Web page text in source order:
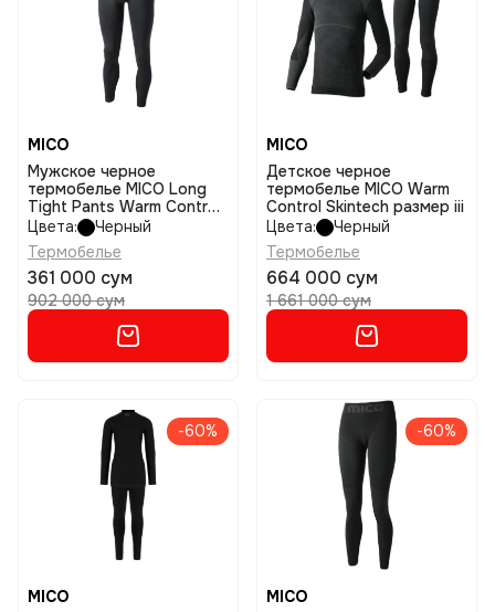
MICO
Мужское черное
термобелье MICO Long
Tight Pants Warm Control
размер i
Цвета:
Черный
Термобелье
361 000 сум
902 000 сум
MICO
Детское черное
термобелье MICO Warm
Control Skintech размер iii
Цвета:
Черный
Термобелье
664 000 сум
1 661 000 сум
-60%
MICO
-60%
MICO